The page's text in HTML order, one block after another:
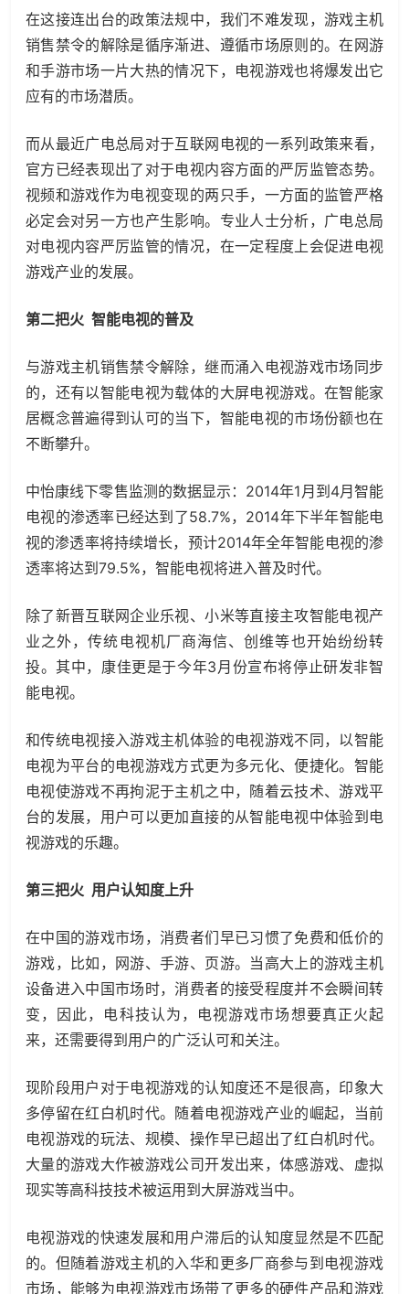
在这接连出台的政策法规中，我们不难发现，游戏主机
销售禁令的解除是循序渐进、遵循市场原则的。在网游
和手游市场一片大热的情况下，电视游戏也将爆发出它
应有的市场潜质。
而从最近广电总局对于互联网电视的一系列政策来看，
官方已经表现出了对于电视内容方面的严厉监管态势。
视频和游戏作为电视变现的两只手，一方面的监管严格
必定会对另一方也产生影响。专业人士分析，广电总局
对电视内容严厉监管的情况，在一定程度上会促进电视
游戏产业的发展。
第二把火 智能电视的普及
与游戏主机销售禁令解除，继而涌入电视游戏市场同步
的，还有以智能电视为载体的大屏电视游戏。在智能家
居概念普遍得到认可的当下，智能电视的市场份额也在
不断攀升。
中怡康线下零售监测的数据显示：2014年1月到4月智能
电视的渗透率已经达到了58.7%，2014年下半年智能电
视的渗透率将持续增长，预计2014年全年智能电视的渗
透率将达到79.5%，智能电视将进入普及时代。
除了新晋互联网企业乐视、小米等直接主攻智能电视产
业之外，传统电视机厂商海信、创维等也开始纷纷转
投。其中，康佳更是于今年3月份宣布将停止研发非智
能电视。
和传统电视接入游戏主机体验的电视游戏不同，以智能
电视为平台的电视游戏方式更为多元化、便捷化。智能
电视使游戏不再拘泥于主机之中，随着云技术、游戏平
台的发展，用户可以更加直接的从智能电视中体验到电
视游戏的乐趣。
第三把火 用户认知度上升
在中国的游戏市场，消费者们早已习惯了免费和低价的
游戏，比如，网游、手游、页游。当高大上的游戏主机
设备进入中国市场时，消费者的接受程度并不会瞬间转
变，因此，电科技认为，电视游戏市场想要真正火起
来，还需要得到用户的广泛认可和关注。
现阶段用户对于电视游戏的认知度还不是很高，印象大
多停留在红白机时代。随着电视游戏产业的崛起，当前
电视游戏的玩法、规模、操作早已超出了红白机时代。
大量的游戏大作被游戏公司开发出来，体感游戏、虚拟
现实等高科技技术被运用到大屏游戏当中。
电视游戏的快速发展和用户滞后的认知度显然是不匹配
的。但随着游戏主机的入华和更多厂商参与到电视游戏
市场，能够为电视游戏市场带了更多的硬件产品和游戏